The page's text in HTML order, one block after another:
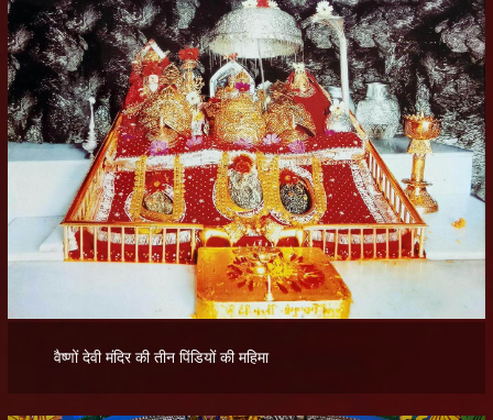
वैष्णों देवी मंदिर की तीन पिंडियों की महिमा